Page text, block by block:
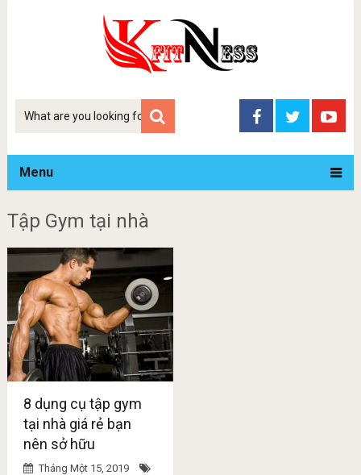
Tim
Menu
Tập Gym tại nhà
8 dụng cụ tập gym
tại nhà giá rẻ bạn
nên sở hữu
Tháng Một 15, 2019